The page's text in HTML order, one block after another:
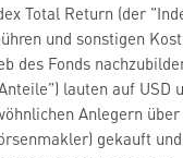
Total Return (der
und sonstigen
des Fonds
lauten auf USD
Anlegern
gekauft